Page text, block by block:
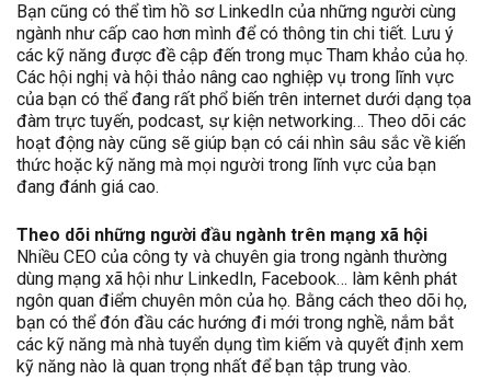
Bạn cũng có thể tìm hồ sơ LinkedIn của những người cùng
ngành như cấp cao hơn mình để có thông tin chi tiết. Lưu ý
các kỹ năng được đề cập đến trong mục Tham khảo của họ.
Các hội nghị và hội thảo nâng cao nghiệp vụ trong lĩnh vực
của bạn có thể đang rất phổ biến trên internet dưới dạng tọa
đàm trực tuyến, podcast, sự kiện networking… Theo dõi các
hoạt động này cũng sẽ giúp bạn có cái nhìn sâu sắc về kiến
thức hoặc kỹ năng mà mọi người trong lĩnh vực của bạn
đang đánh giá cao.
Theo dõi những người đầu ngành trên mạng xã hội
Nhiều CEO của công ty và chuyên gia trong ngành thường
dùng mạng xã hội như LinkedIn, Facebook… làm kênh phát
ngôn quan điểm chuyên môn của họ. Bằng cách theo dõi họ,
bạn có thể đón đầu các hướng đi mới trong nghề, nắm bắt
các kỹ năng mà nhà tuyển dụng tìm kiếm và quyết định xem
kỹ năng nào là quan trọng nhất để bạn tập trung vào.